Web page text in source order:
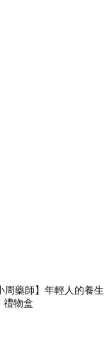
藥師】年輕人的養生
禮物盒